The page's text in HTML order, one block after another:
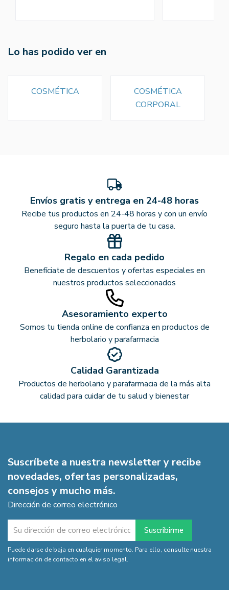
Lo has podido ver en
COSMÉTICA
COSMÉTICA
CORPORAL
Envíos gratis y entrega en 24-48 horas
Recibe tus productos en 24-48 horas y con un envío
seguro hasta la puerta de tu casa.
Regalo en cada pedido
Benefíciate de descuentos y ofertas especiales en
nuestros productos seleccionados
Asesoramiento experto
Somos tu tienda online de confianza en productos de
herbolario y parafarmacia
Calidad Garantizada
Productos de herbolario y parafarmacia de la más alta
calidad para cuidar de tu salud y bienestar
Suscríbete a nuestra newsletter y recibe
novedades, ofertas personalizadas,
consejos y mucho más.
Dirección de correo electrónico
Puede darse de baja en cualquier momento. Para ello, consulte nuestra
información de contacto en el aviso legal.